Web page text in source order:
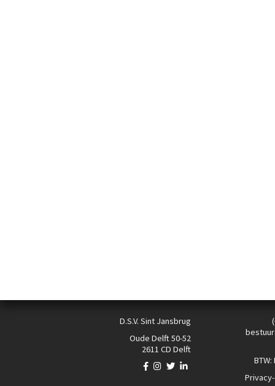
D.S.V. Sint Jansbrug
Oude Delft 50-52
2611 CD Delft